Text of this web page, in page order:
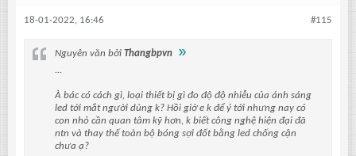
#115
18-01-2022, 16:46
Nguyên văn bởi Thangbpvn
...
À bác có cách gì, loại thiết bị gì đo độ độ nhiễu của ánh sáng
led tới mắt người dùng k? Hồi giờ e k để ý tới nhưng nay có
con nhỏ cần quan tâm kỹ hơn, k biết công nghệ hiện đại đã
ntn và thay thế toàn bộ bóng sợi đốt bằng led chống cận
chưa ạ?